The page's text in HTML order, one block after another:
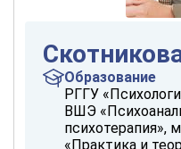
Образование
РГГУ
ВШЭ
психотерапия»,
«Практика и